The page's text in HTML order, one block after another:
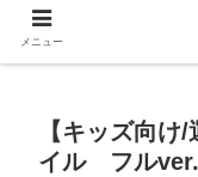
【キッズ向け
イル フルver.
メニュー